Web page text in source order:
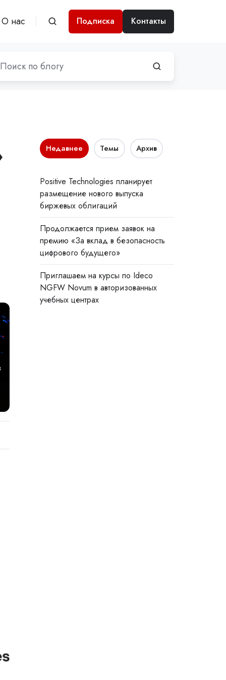
О нас Подписка Контакты
Недавнее Темы Архив
Positive Technologies планирует
размещение нового выпуска
биржевых облигаций
Продолжается прием заявок на
премию «За вклад в безопасность
цифрового будущего»
Приглашаем на курсы по Ideco
NGFW Novum в авторизованных
учебных центрах